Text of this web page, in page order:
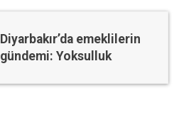
Diyarbakır’da emeklilerin
gündemi: Yoksulluk